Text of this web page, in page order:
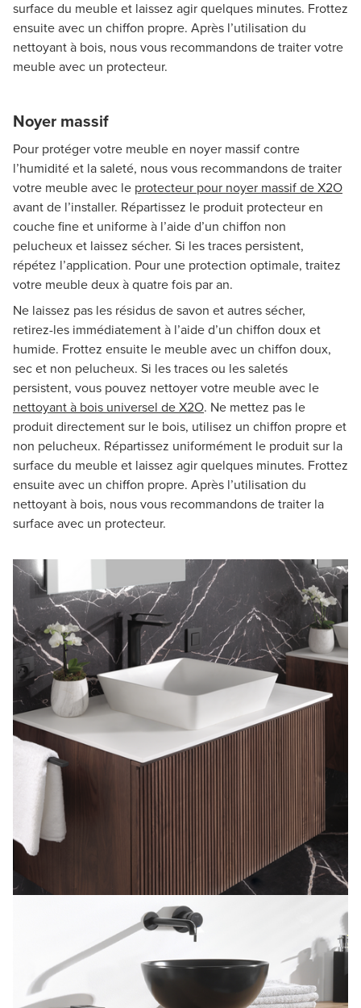
surface du meuble et laissez agir quelques minutes. Frottez
ensuite avec un chiffon propre. Après l’utilisation du
nettoyant à bois, nous vous recommandons de traiter votre
meuble avec un protecteur.
Noyer massif
Pour protéger votre meuble en noyer massif contre
l’humidité et la saleté, nous vous recommandons de traiter
votre meuble avec le protecteur pour noyer massif de X2O
avant de l’installer. Répartissez le produit protecteur en
couche fine et uniforme à l’aide d’un chiffon non
pelucheux et laissez sécher. Si les traces persistent,
répétez l’application. Pour une protection optimale, traitez
votre meuble deux à quatre fois par an.
Ne laissez pas les résidus de savon et autres sécher,
retirez-les immédiatement à l’aide d’un chiffon doux et
humide. Frottez ensuite le meuble avec un chiffon doux,
sec et non pelucheux. Si les traces ou les saletés
persistent, vous pouvez nettoyer votre meuble avec le
nettoyant à bois universel de X2O. Ne mettez pas le
produit directement sur le bois, utilisez un chiffon propre et
non pelucheux. Répartissez uniformément le produit sur la
surface du meuble et laissez agir quelques minutes. Frottez
ensuite avec un chiffon propre. Après l’utilisation du
nettoyant à bois, nous vous recommandons de traiter la
surface avec un protecteur.